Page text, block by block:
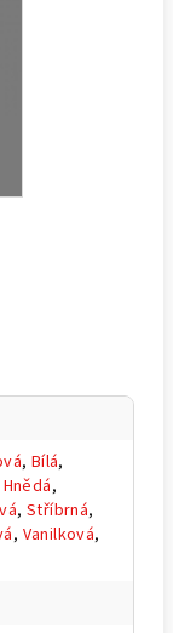
, Bílá,
Hnědá,
,Stříbrná,
, Vanilková,